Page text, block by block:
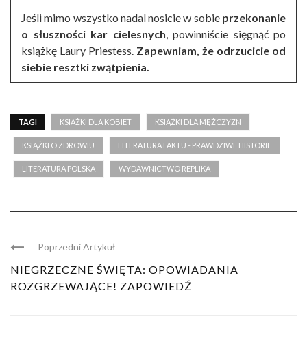
Jeśli mimo wszystko nadal nosicie w sobie przekonanie
o słuszności kar cielesnych , powinniście sięgnąć po
książkę Laury Priestess. Zapewniam, że odrzucicie od
siebie resztki zwątpienia.
TAGI KSIĄŻKI DLA KOBIET KSIĄŻKI DLA MĘŻCZYZN
KSIĄŻKI O ZDROWIU LITERATURA FAKTU - PRAWDZIWE HISTORIE
LITERATURA POLSKA WYDAWNICTWO REPLIKA
Poprzedni Artykuł
NIEGRZECZNE ŚWIĘTA: OPOWIADANIA
ROZGRZEWAJĄCE! ZAPOWIEDŹ